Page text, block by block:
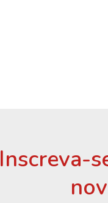
Inscreva-